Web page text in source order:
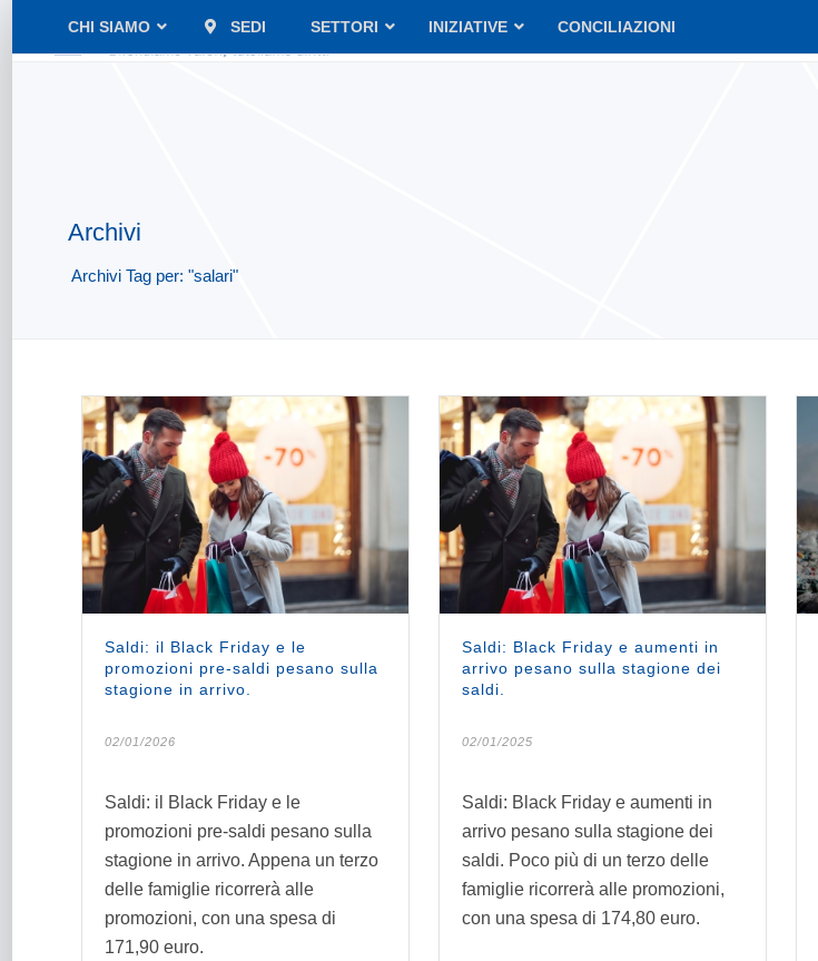
CHI SIAMO SEDI SETTORI INIZIATIVE CONCILIAZIONI
Archivi
Archivi Tag per: "salari"
Saldi: il Black Friday e le
promozioni pre-saldi pesano sulla
stagione in arrivo.
02/01/2026
Saldi: il Black Friday e le
promozioni pre-saldi pesano sulla
stagione in arrivo. Appena un terzo
delle famiglie ricorrerà alle
promozioni, con una spesa di
171,90 euro.
Saldi: Black Friday e aumenti in
arrivo pesano sulla stagione dei
saldi.
02/01/2025
Saldi: Black Friday e aumenti in
arrivo pesano sulla stagione dei
saldi. Poco più di un terzo delle
famiglie ricorrerà alle promozioni,
con una spesa di 174,80 euro.